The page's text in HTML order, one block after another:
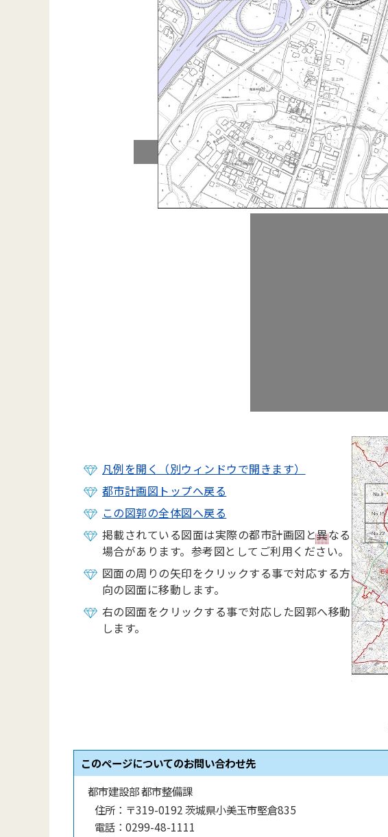
凡例を開く（別ウィンドウで開きます）
都市計画図トップへ戻る
この図郭の全体図へ戻る
掲載されている図面は実際の都市計画図と異なる
場合があります。参考図としてご利用ください。
図面の周りの矢印をクリックする事で対応する方
向の図面に移動します。
右の図面をクリックする事で対応した図郭へ移動
します。
このページについてのお問い合わせ先
都市建設部 都市整備課
住所： 〒319-0192 茨城県小美玉市堅倉835
電話： 0299-48-1111